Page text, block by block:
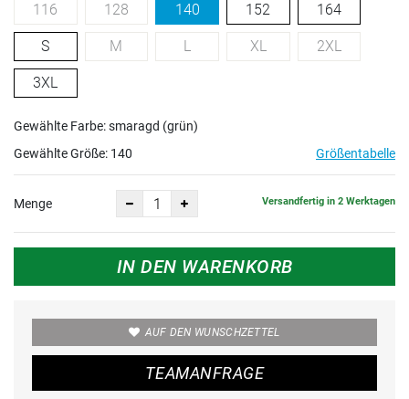
116 128 140 152 164
S M L XL 2XL
3XL
Gewählte Farbe: smaragd (grün)
Gewählte Größe: 140 Größentabelle
Menge Versandfertig in 2 Werktagen
IN DEN WARENKORB
AUF DEN WUNSCHZETTEL
TEAMANFRAGE